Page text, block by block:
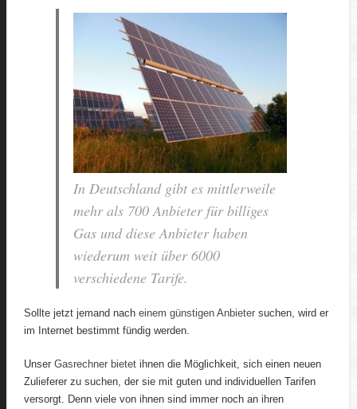
In Deutschland gibt es mittlerweile
mehr als 700 Anbieter für billiges
Gas und diese Anbieter haben
wiederum weit über 6000
verschiedene Tarife.
Sollte jetzt jemand nacheinem günstigen Anbietersuchen, wird er
im Internet bestimmt fündig werden.
UnserGasrechner bietetihnen die Möglichkeit, sich einen neuen
Zulieferer zu suchen, der sie mit guten und individuellen Tarifen
versorgt. Denn viele von ihnen sind immer noch an ihren